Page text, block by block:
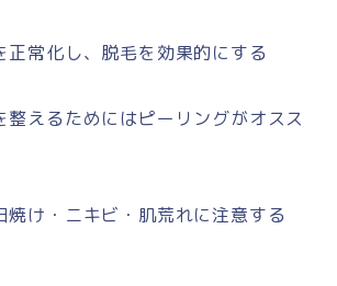
正常化し、脱毛を効果的にする
整えるためにはピーリングがオスス
焼け・ニキビ・肌荒れに注意する